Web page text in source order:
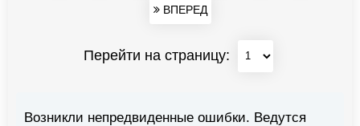
ВПЕРЕД
Перейти на страницу:
Возникли непредвиденные ошибки. Ведутся